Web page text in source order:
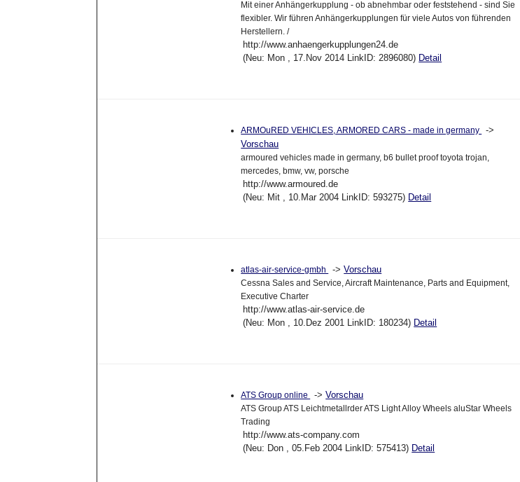
Mit einer Anhängerkupplung - ob abnehmbar oder feststehend - sind Sie
flexibler. Wir führen Anhängerkupplungen für viele Autos von führenden
Herstellern. /
http://www.anhaengerkupplungen24.de
(Neu: Mon , 17.Nov 2014 LinkID: 2896080) Detail
ARMOuRED VEHICLES, ARMORED CARS - made in germany
->
Vorschau
armoured vehicles made in germany, b6 bullet proof toyota trojan,
mercedes, bmw, vw, porsche
http://www.armoured.de
(Neu: Mit , 10.Mar 2004 LinkID: 593275) Detail
atlas-air-service-gmbh ->Vorschau
Cessna Sales and Service, Aircraft Maintenance, Parts and Equipment,
Executive Charter
http://www.atlas-air-service.de
(Neu: Mon , 10.Dez 2001 LinkID: 180234) Detail
ATS Group online ->Vorschau
ATS Group ATS Leichtmetallrder ATS Light Alloy Wheels aluStar Wheels
Trading
http://www.ats-company.com
(Neu: Don , 05.Feb 2004 LinkID: 575413) Detail